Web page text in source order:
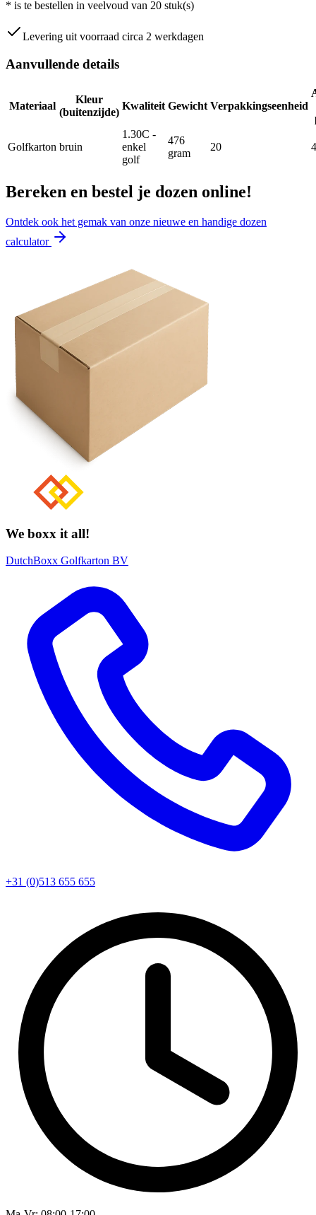
* is te bestellen in veelvoud van 20 stuk(s)
Levering uit voorraad circa 2 werkdagen
Aanvullende details
Materiaal
Kleur
(buitenzijde)
Kwaliteit Gewicht Verpakkingseenheid
Golfkarton bruin
1.30C -
enkel
golf
476
gram
20
Bereken en bestel je dozen online!
Ontdek ook het gemak van onze nieuwe en handige dozen
calculator
We boxx it all!
DutchBoxx Golfkarton BV
+31 (0)513 655 655